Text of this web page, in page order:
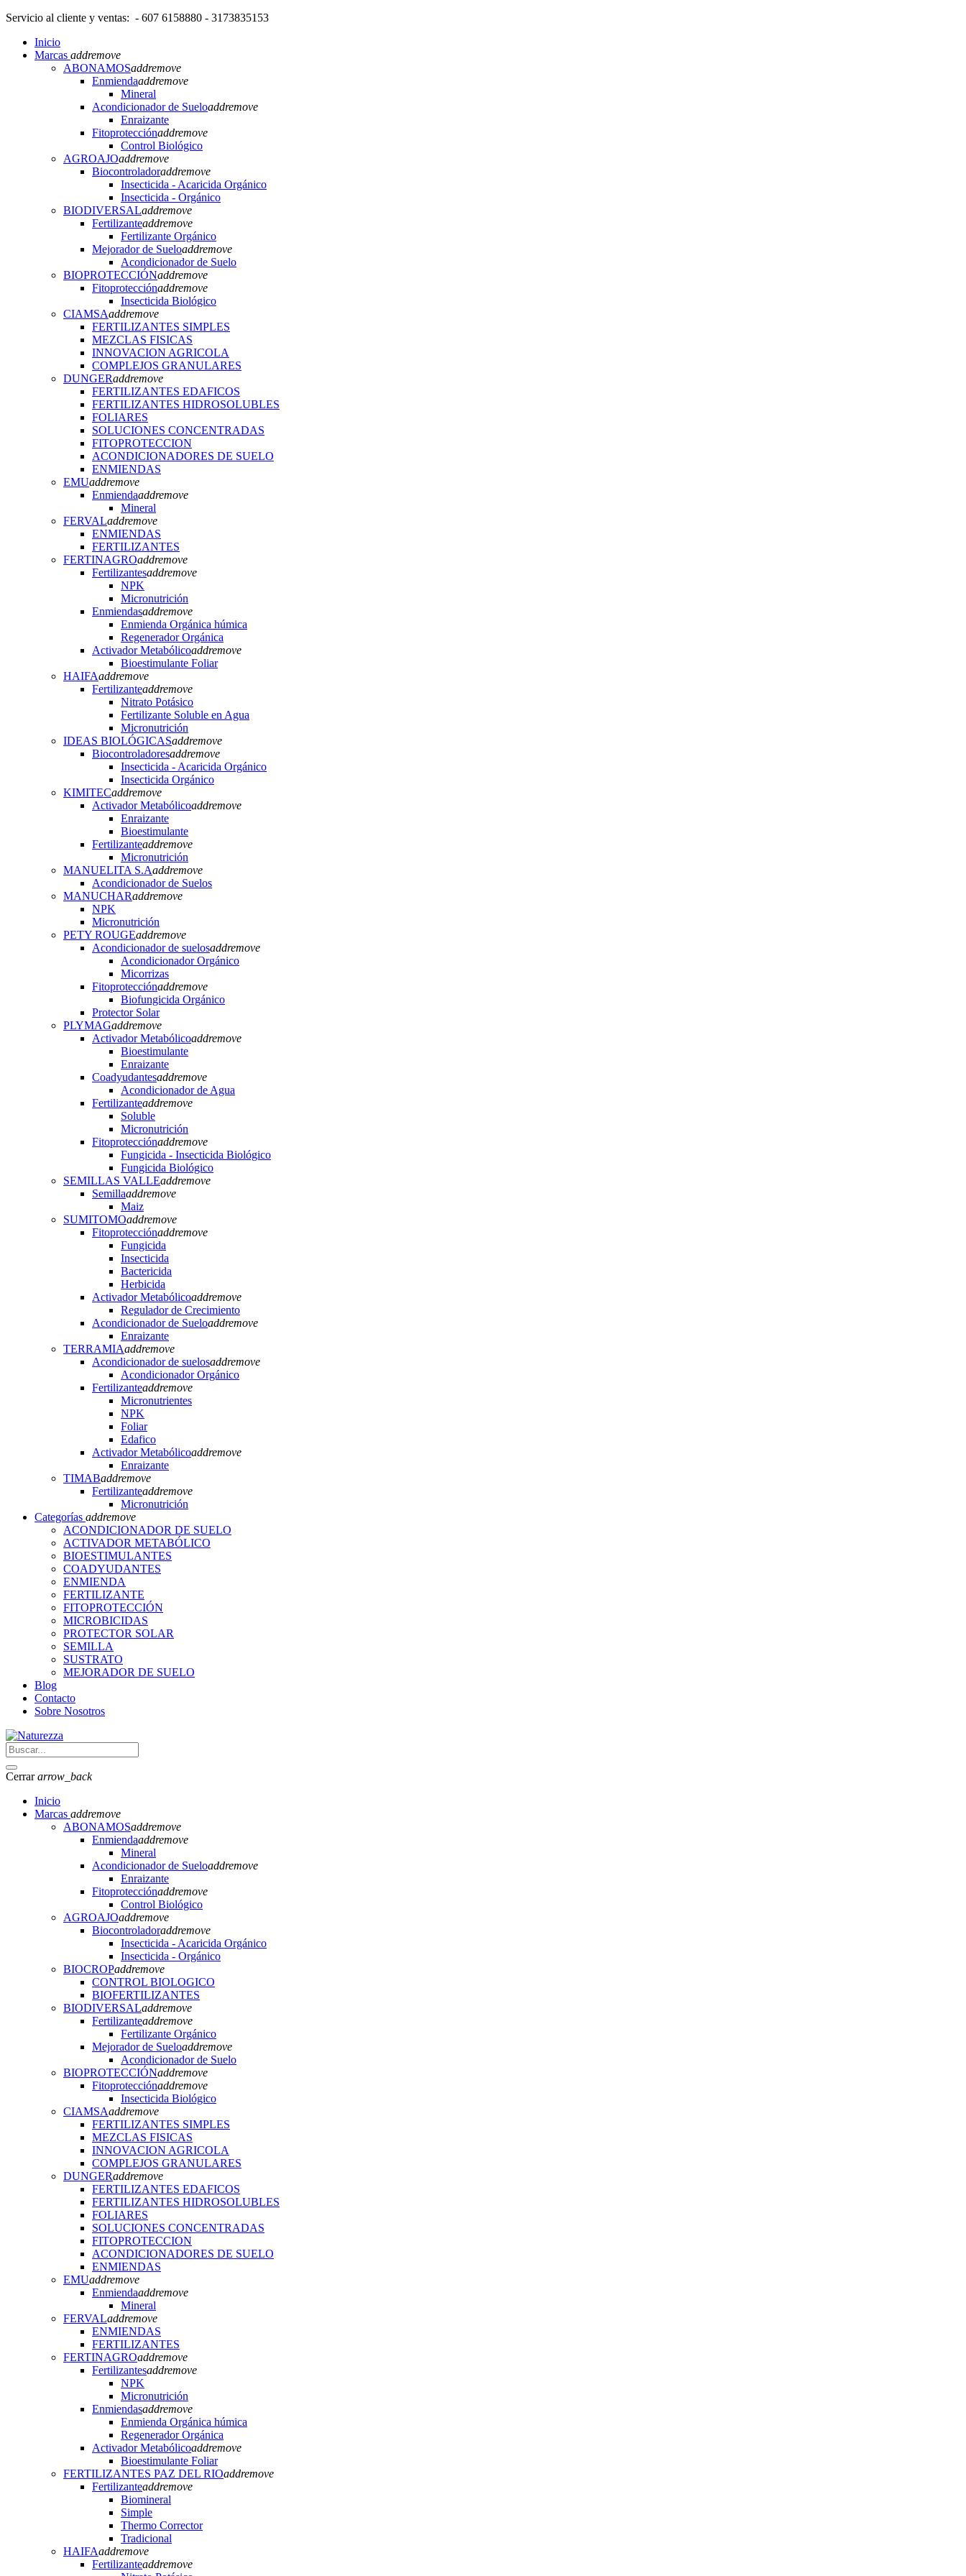
Servicio al cliente y ventas: - 607 6158880 - 3173835153
Inicio
Marcas addremove
ABONAMOSaddremove
Enmiendaaddremove
Mineral
Acondicionador de Sueloaddremove
Enraizante
Fitoprotecciónaddremove
Control Biológico
AGROAJOaddremove
Biocontroladoraddremove
Insecticida - Acaricida Orgánico
Insecticida - Orgánico
BIODIVERSALaddremove
Fertilizanteaddremove
Fertilizante Orgánico
Mejorador de Sueloaddremove
Acondicionador de Suelo
BIOPROTECCIÓNaddremove
Fitoprotecciónaddremove
Insecticida Biológico
CIAMSAaddremove
FERTILIZANTES SIMPLES
MEZCLAS FISICAS
INNOVACION AGRICOLA
COMPLEJOS GRANULARES
DUNGERaddremove
FERTILIZANTES EDAFICOS
FERTILIZANTES HIDROSOLUBLES
FOLIARES
SOLUCIONES CONCENTRADAS
FITOPROTECCION
ACONDICIONADORES DE SUELO
ENMIENDAS
EMUaddremove
Enmiendaaddremove
Mineral
FERVALaddremove
ENMIENDAS
FERTILIZANTES
FERTINAGROaddremove
Fertilizantesaddremove
NPK
Micronutrición
Enmiendasaddremove
Enmienda Orgánica húmica
Regenerador Orgánica
Activador Metabólicoaddremove
Bioestimulante Foliar
HAIFAaddremove
Fertilizanteaddremove
Nitrato Potásico
Fertilizante Soluble en Agua
Micronutrición
IDEAS BIOLÓGICASaddremove
Biocontroladoresaddremove
Insecticida - Acaricida Orgánico
Insecticida Orgánico
KIMITECaddremove
Activador Metabólicoaddremove
Enraizante
Bioestimulante
Fertilizanteaddremove
Micronutrición
MANUELITA S.Aaddremove
Acondicionador de Suelos
MANUCHARaddremove
NPK
Micronutrición
PETY ROUGEaddremove
Acondicionador de suelosaddremove
Acondicionador Orgánico
Micorrizas
Fitoprotecciónaddremove
Biofungicida Orgánico
Protector Solar
PLYMAGaddremove
Activador Metabólicoaddremove
Bioestimulante
Enraizante
Coadyudantesaddremove
Acondicionador de Agua
Fertilizanteaddremove
Soluble
Micronutrición
Fitoprotecciónaddremove
Fungicida - Insecticida Biológico
Fungicida Biológico
SEMILLAS VALLEaddremove
Semillaaddremove
Maiz
SUMITOMOaddremove
Fitoprotecciónaddremove
Fungicida
Insecticida
Bactericida
Herbicida
Activador Metabólicoaddremove
Regulador de Crecimiento
Acondicionador de Sueloaddremove
Enraizante
TERRAMIAaddremove
Acondicionador de suelosaddremove
Acondicionador Orgánico
Fertilizanteaddremove
Micronutrientes
NPK
Foliar
Edafico
Activador Metabólicoaddremove
Enraizante
TIMABaddremove
Fertilizanteaddremove
Micronutrición
Categorías addremove
ACONDICIONADOR DE SUELO
ACTIVADOR METABÓLICO
BIOESTIMULANTES
COADYUDANTES
ENMIENDA
FERTILIZANTE
FITOPROTECCIÓN
MICROBICIDAS
PROTECTOR SOLAR
SEMILLA
SUSTRATO
MEJORADOR DE SUELO
Blog
Contacto
Sobre Nosotros
Cerrararrow_back
Inicio
Marcas addremove
ABONAMOSaddremove
Enmiendaaddremove
Mineral
Acondicionador de Sueloaddremove
Enraizante
Fitoprotecciónaddremove
Control Biológico
AGROAJOaddremove
Biocontroladoraddremove
Insecticida - Acaricida Orgánico
Insecticida - Orgánico
BIOCROPaddremove
CONTROL BIOLOGICO
BIOFERTILIZANTES
BIODIVERSALaddremove
Fertilizanteaddremove
Fertilizante Orgánico
Mejorador de Sueloaddremove
Acondicionador de Suelo
BIOPROTECCIÓNaddremove
Fitoprotecciónaddremove
Insecticida Biológico
CIAMSAaddremove
FERTILIZANTES SIMPLES
MEZCLAS FISICAS
INNOVACION AGRICOLA
COMPLEJOS GRANULARES
DUNGERaddremove
FERTILIZANTES EDAFICOS
FERTILIZANTES HIDROSOLUBLES
FOLIARES
SOLUCIONES CONCENTRADAS
FITOPROTECCION
ACONDICIONADORES DE SUELO
ENMIENDAS
EMUaddremove
Enmiendaaddremove
Mineral
FERVALaddremove
ENMIENDAS
FERTILIZANTES
FERTINAGROaddremove
Fertilizantesaddremove
NPK
Micronutrición
Enmiendasaddremove
Enmienda Orgánica húmica
Regenerador Orgánica
Activador Metabólicoaddremove
Bioestimulante Foliar
FERTILIZANTES PAZ DEL RIOaddremove
Fertilizanteaddremove
Biomineral
Simple
Thermo Corrector
Tradicional
HAIFAaddremove
Fertilizanteaddremove